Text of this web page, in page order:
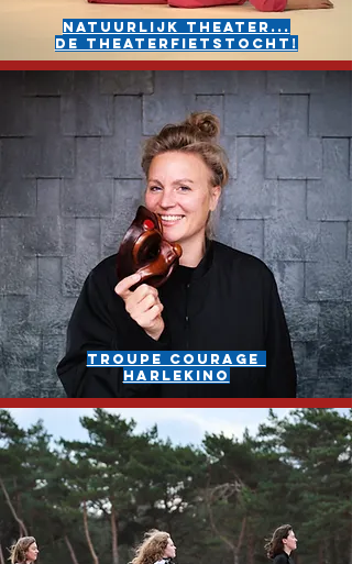
Natuurlijk Theater...
de theaterfietstocht!
Troupe Courage
Harlekino